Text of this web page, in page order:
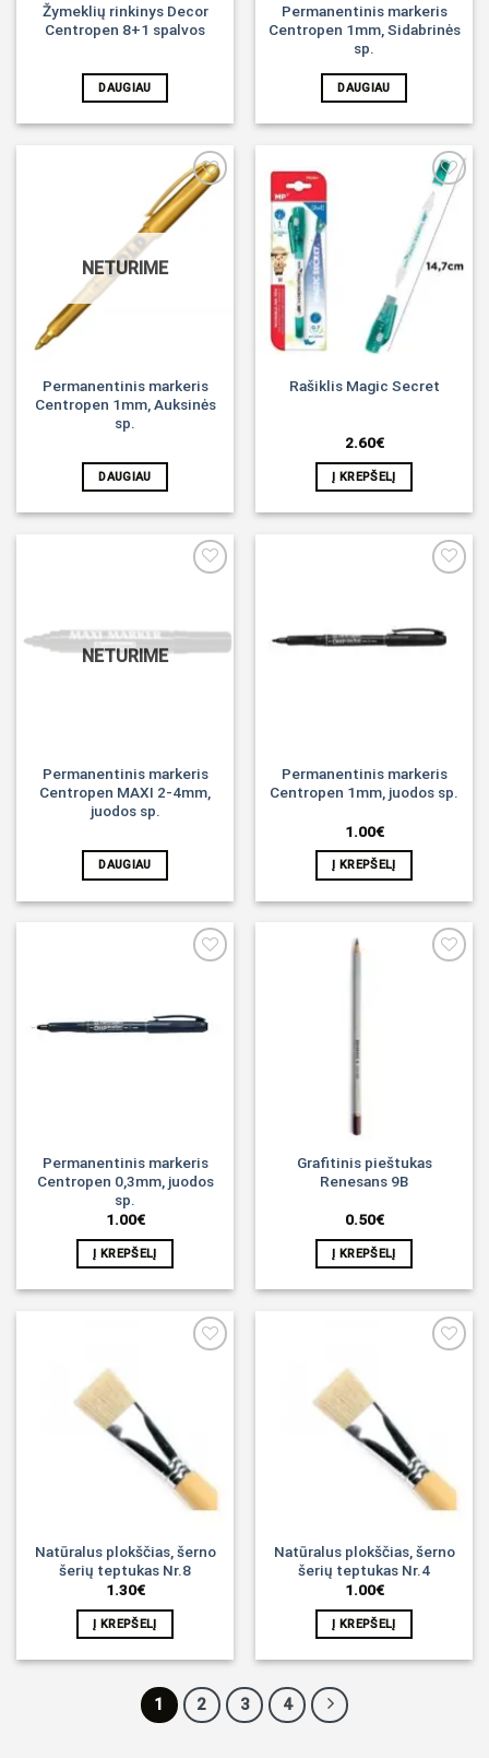
Žymeklių rinkinys Decor
Centropen 8+1 spalvos
DAUGIAU
Permanentinis markeris
Centropen 1mm, Sidabrinės
sp.
DAUGIAU
NETURIME
Permanentinis markeris
Centropen 1mm, Auksinės
sp.
DAUGIAU
Noriu!
Rašiklis Magic Secret
2.60€
Į KREPŠELĮ
NETURIME
Permanentinis markeris
Centropen MAXI 2-4mm,
juodos sp.
DAUGIAU
Noriu!
Permanentinis markeris
Centropen 1mm, juodos sp.
1.00€
Į KREPŠELĮ
Noriu!
Permanentinis markeris
Centropen 0,3mm, juodos
sp.
1.00€
Į KREPŠELĮ
Grafitinis pieštukas
Renesans 9B
0.50€
Į KREPŠELĮ
Natūralus plokščias, šerno
šerių teptukas Nr.8
1.30€
Į KREPŠELĮ
Natūralus plokščias, šerno
šerių teptukas Nr.4
1.00€
Į KREPŠELĮ
1 2 3 4